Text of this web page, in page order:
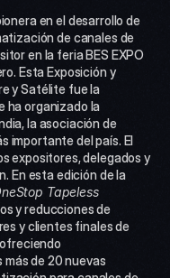
en el desarrollo de
de canales de
en la feria BES EXPO
Esta Exposición y
y Satélite fue la
la asociación de
importante del país. El
expositores, delegados y
En esta edición de la
Tapeless
y reducciones de
y clientes finales de
de 20 nuevas